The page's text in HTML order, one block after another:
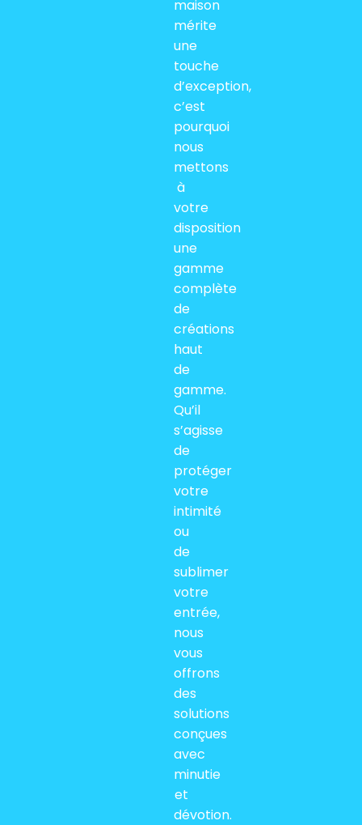
maison
mérite
une
touche
d’exception,
c’est
pourquoi
nous
mettons
à
votre
disposition
une
gamme
complète
de
créations
haut
de
gamme.
Qu’il
s’agisse
de
protéger
votre
intimité
ou
de
sublimer
votre
entrée,
nous
vous
offrons
des
solutions
conçues
avec
minutie
et
dévotion.